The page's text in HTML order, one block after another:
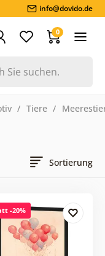
info@dovido.de
0
Tiere
Sortierung
-20%